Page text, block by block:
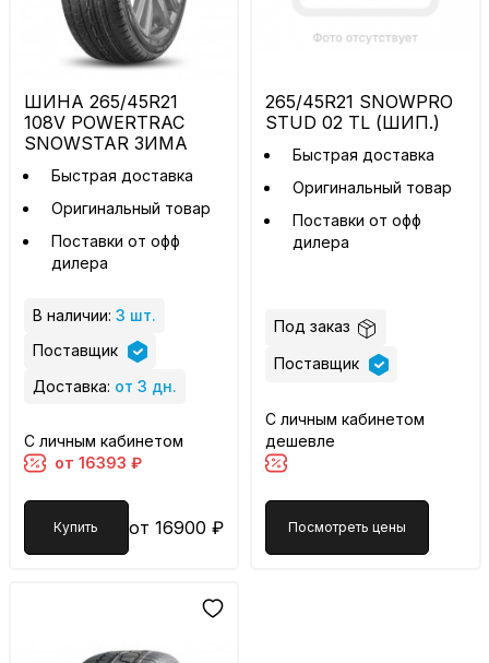
ШИНА 265/45R21
108V POWERTRAC
SNOWSTAR ЗИМА
Быстрая доставка
Оригинальный товар
Поставки от офф
дилера
В наличии: 3 шт.
Поставщик
Доставка: от 3 дн.
С личным кабинетом
от 16393 ₽
Купить от 16900 ₽
265/45R21 SNOWPRO
STUD 02 TL (ШИП.)
Быстрая доставка
Оригинальный товар
Поставки от офф
дилера
Под заказ
Поставщик
С личным кабинетом
дешевле
Посмотреть цены